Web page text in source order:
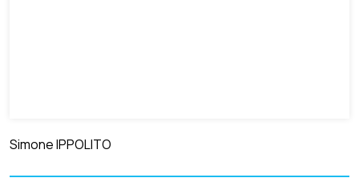
Simone IPPOLITO